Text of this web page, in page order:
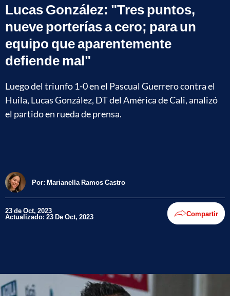
Lucas González: "Tres puntos,
nueve porterías a cero; para un
equipo que aparentemente
defiende mal"
Luego del triunfo 1-0 en el Pascual Guerrero contra el
Huila, Lucas González, DT del América de Cali, analizó
el partido en rueda de prensa.
Por: Marianella Ramos Castro
23 de Oct, 2023
Actualizado: 23 De Oct, 2023 Compartir